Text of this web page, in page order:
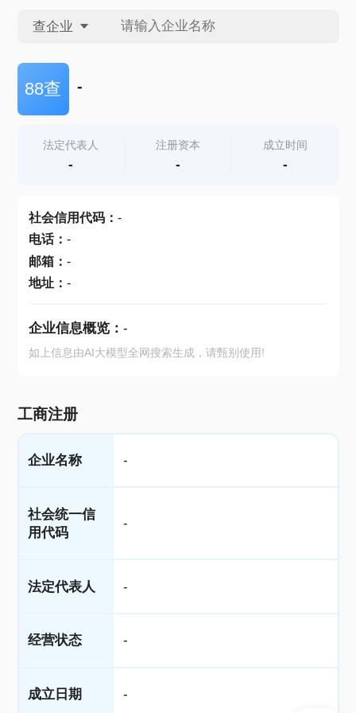
查企业
查企业
查产地
88查 -
法定代表人
-
注册资本
-
成立时间
-
社会信用代码： -
电话： -
邮箱： -
地址： -
企业信息概览： -
如上信息由AI大模型全网搜索生成，请甄别使用!
工商注册
企业名称 -
社会统一信
用代码
-
法定代表人 -
经营状态 -
成立日期 -